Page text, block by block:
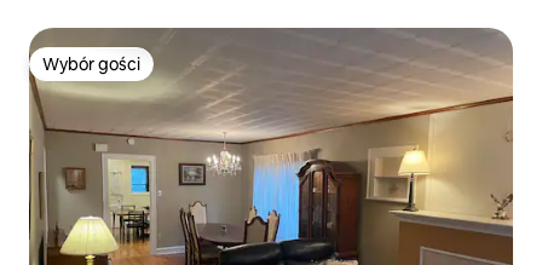
Wybór gości
Wybór gości